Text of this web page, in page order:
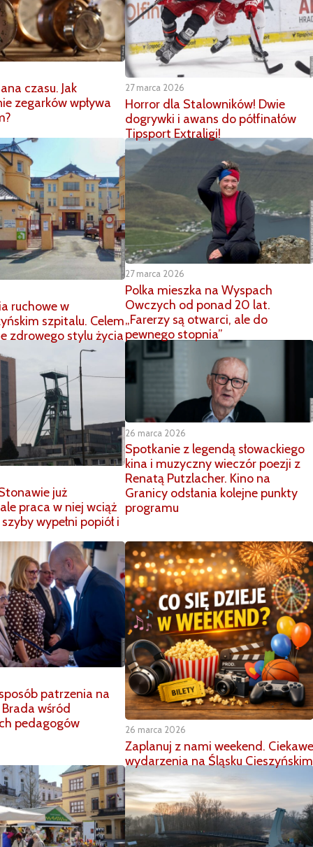
czasu. Jak
zegarków wpływa
27 marca 2026
Horror dla Stalowników! Dwie
dogrywki i awans do półfinałów
Tipsport Extraligi!
ruchowe w
szpitalu. Celem
zdrowego stylu życia
27 marca 2026
Polka mieszka na Wyspach
Owczych od ponad 20 lat.
„Farerzy są otwarci, ale do
pewnego stopnia”
już
praca w niej wciąż
wypełni popiół i
26 marca 2026
Spotkanie z legendą słowackiego
kina i muzyczny wieczór poezji z
Renatą Putzlacher. Kino na
Granicy odsłania kolejne punkty
programu
patrzenia na
wśród
pedagogów
26 marca 2026
Zaplanuj z nami weekend. Ciekawe
wydarzenia na Śląsku Cieszyńskim